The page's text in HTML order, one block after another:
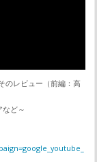
のレビュー（前編：高
など～